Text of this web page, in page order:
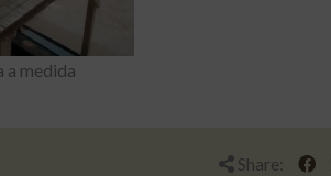
a medida
Share: